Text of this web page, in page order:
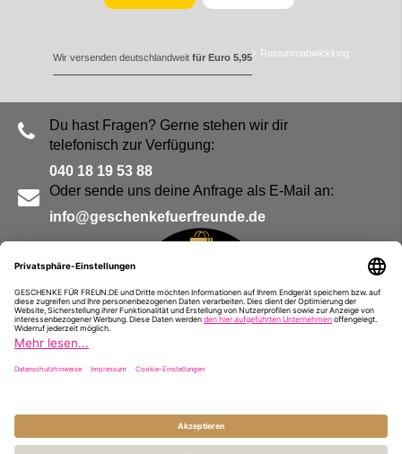
Wir versenden deutschlandweit für Euro 5,95 Retourenabwicklung
Du hast Fragen? Gerne stehen wir dir
telefonisch zur Verfügung:
040 18 19 53 88
Oder sende uns deine Anfrage als E-Mail an:
info@geschenkefuerfreunde.de
Impressum